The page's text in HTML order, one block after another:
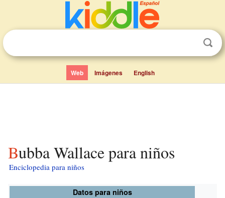
Web Imágenes English
Bubba Wallace para niños
Enciclopedia para niños
Datos para niños